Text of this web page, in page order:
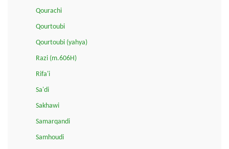
Qourachi
Qourtoubi
Qourtoubi (yahya)
Razi (m.606H)
Rifa'i
Sa'di
Sakhawi
Samarqandi
Samhoudi